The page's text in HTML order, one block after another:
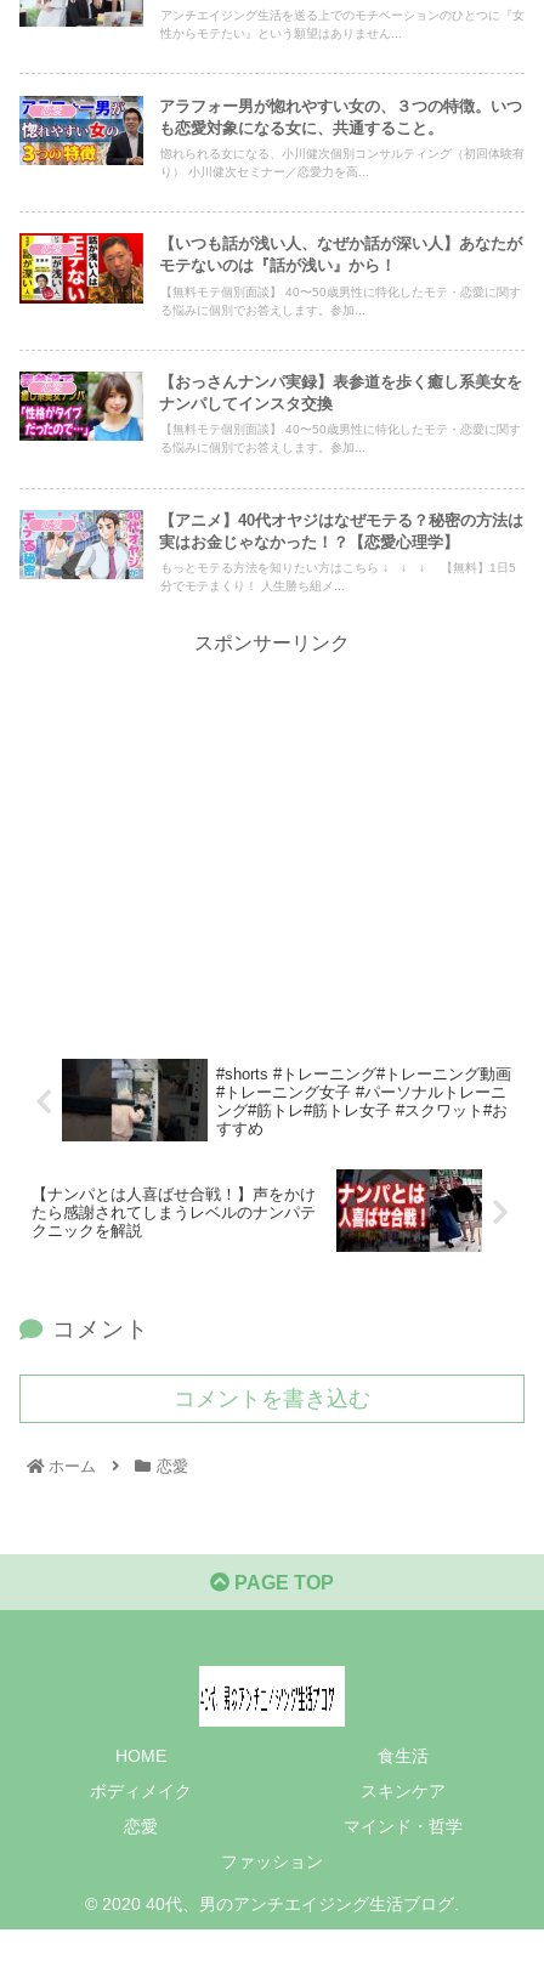
アンチエイジング生活を送る上でのモチベーションのひとつに『女
性からモテたい』という願望はありません...
恋愛
アラフォー男が惚れやすい女の、３つの特徴。いつ
も恋愛対象になる女に、共通すること。
惚れられる女になる、小川健次個別コンサルティング（初回体験有
り） 小川健次セミナー／恋愛力を高...
恋愛
【いつも話が浅い人、なぜか話が深い人】あなたが
モテないのは『話が浅い』から！
【無料モテ個別面談】 40〜50歳男性に特化したモテ・恋愛に関す
る悩みに個別でお答えします。参加...
恋愛
【おっさんナンパ実録】表参道を歩く癒し系美女を
ナンパしてインスタ交換
【無料モテ個別面談】 40〜50歳男性に特化したモテ・恋愛に関す
る悩みに個別でお答えします。参加...
恋愛
【アニメ】40代オヤジはなぜモテる？秘密の方法は
実はお金じゃなかった！？【恋愛心理学】
もっとモテる方法を知りたい方はこちら ↓ ↓ ↓ 【無料】1日5
分でモテまくり！ 人生勝ち組メ...
スポンサーリンク
#shorts #トレーニング#トレーニング動画
#トレーニング女子 #パーソナルトレーニ
ング#筋トレ#筋トレ女子 #スクワット#お
すすめ
【ナンパとは人喜ばせ合戦！】声をかけ
たら感謝されてしまうレベルのナンパテ
クニックを解説
コメント
コメントを書き込む
ホーム 恋愛
PAGE TOP
HOME
食生活
ボディメイク
スキンケア
恋愛
マインド・哲学
ファッション
© 2020 40代、男のアンチエイジング生活ブログ.